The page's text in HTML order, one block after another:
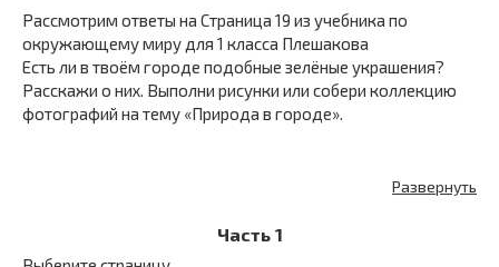
Развернуть
Рассмотрим ответы на Страница 19 из учебника по
окружающему миру для 1 класса Плешакова
Есть ли в твоём городе подобные зелёные украшения?
Расскажи о них. Выполни рисунки или собери коллекцию
фотографий на тему «Природа в городе».
Часть 1